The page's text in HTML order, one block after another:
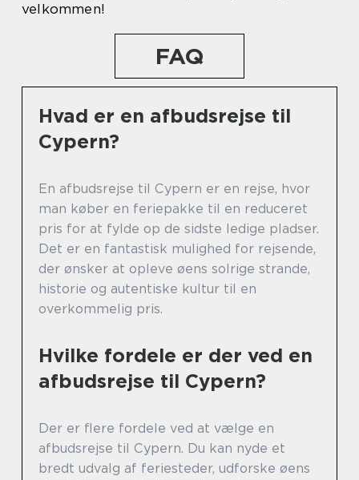
velkommen!
FAQ
Hvad er en afbudsrejse til
Cypern?
En afbudsrejse til Cypern er en rejse, hvor
man køber en feriepakke til en reduceret
pris for at fylde op de sidste ledige pladser.
Det er en fantastisk mulighed for rejsende,
der ønsker at opleve øens solrige strande,
historie og autentiske kultur til en
overkommelig pris.
Hvilke fordele er der ved en
afbudsrejse til Cypern?
Der er flere fordele ved at vælge en
afbudsrejse til Cypern. Du kan nyde et
bredt udvalg af feriesteder, udforske øens